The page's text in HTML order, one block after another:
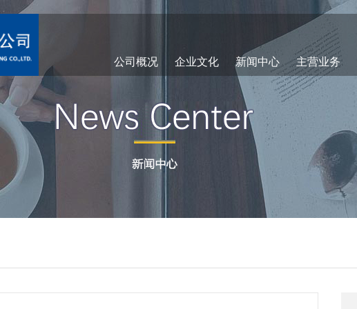
公司概况 企业文化 新闻中心 主营业务